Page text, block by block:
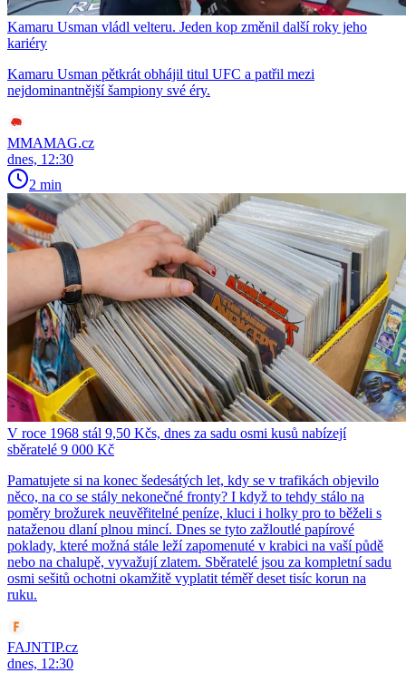
Kamaru Usman vládl velteru. Jeden kop změnil další roky jeho
kariéry
Kamaru Usman pětkrát obhájil titul UFC a patřil mezi
nejdominantnější šampiony své éry.
MMAMAG.cz
dnes, 12:30
2 min
V roce 1968 stál 9,50 Kčs, dnes za sadu osmi kusů nabízejí
sběratelé 9 000 Kč
Pamatujete si na konec šedesátých let, kdy se v trafikách objevilo
něco, na co se stály nekonečné fronty? I když to tehdy stálo na
poměry brožurek neuvěřitelné peníze, kluci i holky pro to běželi s
nataženou dlaní plnou mincí. Dnes se tyto zažloutlé papírové
poklady, které možná stále leží zapomenuté v krabici na vaší půdě
nebo na chalupě, vyvažují zlatem. Sběratelé jsou za kompletní sadu
osmi sešitů ochotni okamžitě vyplatit téměř deset tisíc korun na
ruku.
FAJNTIP.cz
dnes, 12:30